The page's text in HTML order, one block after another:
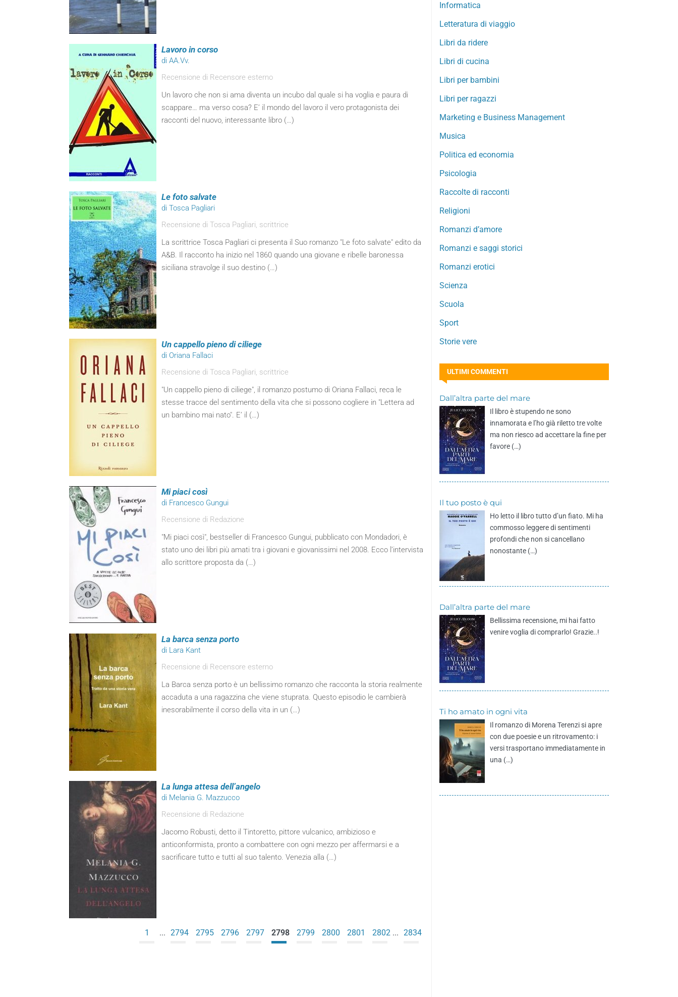
Lavoro in corso
di AA.Vv.
Recensione di Recensore esterno
Un lavoro che non si ama diventa un incubo dal quale si ha voglia e paura di
scappare… ma verso cosa? E’ il mondo del lavoro il vero protagonista dei
racconti del nuovo, interessante libro (…)
Le foto salvate
di Tosca Pagliari
Recensione di Tosca Pagliari, scrittrice
La scrittrice Tosca Pagliari ci presenta il Suo romanzo "Le foto salvate" edito da
A&B. Il racconto ha inizio nel 1860 quando una giovane e ribelle baronessa
siciliana stravolge il suo destino (…)
Un cappello pieno di ciliege
di Oriana Fallaci
Recensione di Tosca Pagliari, scrittrice
"Un cappello pieno di ciliege", il romanzo postumo di Oriana Fallaci, reca le
stesse tracce del sentimento della vita che si possono cogliere in "Lettera ad
un bambino mai nato". E’ il (…)
Mi piaci così
di Francesco Gungui
Recensione di Redazione
"Mi piaci così", bestseller di Francesco Gungui, pubblicato con Mondadori, è
stato uno dei libri più amati tra i giovani e giovanissimi nel 2008. Ecco l’intervista
allo scrittore proposta da (…)
La barca senza porto
di Lara Kant
Recensione di Recensore esterno
La Barca senza porto è un bellissimo romanzo che racconta la storia realmente
accaduta a una ragazzina che viene stuprata. Questo episodio le cambierà
inesorabilmente il corso della vita in un (…)
La lunga attesa dell’angelo
di Melania G. Mazzucco
Recensione di Redazione
Jacomo Robusti, detto il Tintoretto, pittore vulcanico, ambizioso e
anticonformista, pronto a combattere con ogni mezzo per affermarsi e a
sacrificare tutto e tutti al suo talento. Venezia alla (…)
1 ... 2794 2795 2796 2797 2798 2799 2800 2801 2802 ... 2834
Informatica
Letteratura di viaggio
Libri da ridere
Libri di cucina
Libri per bambini
Libri per ragazzi
Marketing e Business Management
Musica
Politica ed economia
Psicologia
Raccolte di racconti
Religioni
Romanzi d’amore
Romanzi e saggi storici
Romanzi erotici
Scienza
Scuola
Sport
Storie vere
ULTIMI COMMENTI
Dall’altra parte del mare
Il libro è stupendo ne sono
innamorata e l’ho già riletto tre volte
ma non riesco ad accettare la fine per
favore (…)
Il tuo posto è qui
Ho letto il libro tutto d’un fiato. Mi ha
commosso leggere di sentimenti
profondi che non si cancellano
nonostante (…)
Dall’altra parte del mare
Bellissima recensione, mi hai fatto
venire voglia di comprarlo! Grazie..!
Ti ho amato in ogni vita
Il romanzo di Morena Terenzi si apre
con due poesie e un ritrovamento: i
versi trasportano immediatamente in
una (…)